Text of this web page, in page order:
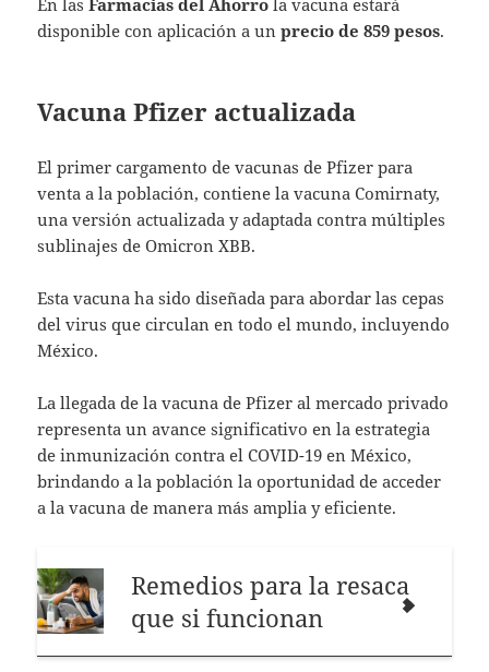
disponible con aplicación a unprecio de 859 pesos.
Vacuna Pfizer actualizada
El primer cargamento de vacunas de Pfizer para
venta a la población, contiene la vacuna Comirnaty,
una versión actualizada y adaptada contra múltiples
sublinajes de Omicron XBB.
Esta vacuna ha sido diseñada para abordar las cepas
del virus que circulan en todo el mundo, incluyendo
México.
La llegada de la vacuna de Pfizer al mercado privado
representa un avance significativo en la estrategia
de inmunización contra el COVID-19 en México,
brindando a la población la oportunidad de acceder
a la vacuna de manera más amplia y eficiente.
Remedios para la resaca
que si funcionan